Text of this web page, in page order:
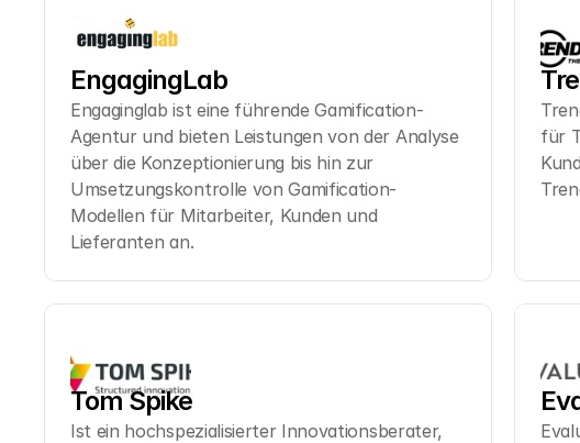
EngagingLab
Engaginglab ist eine führende Gamification-
Agentur und bieten Leistungen von der Analyse
über die Konzeptionierung bis hin zur
Umsetzungskontrolle von Gamification-
Modellen für Mitarbeiter, Kunden und
Lieferanten an.
für
Tom Spike
Ist ein hochspezialisierter Innovationsberater,